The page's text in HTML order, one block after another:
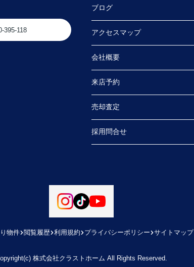
395-118
ブログ
アクセスマップ
会社概要
来店予約
売却査定
採用問合せ
物件 閲覧履歴 利用規約 プライバシーポリシー サイトマップ
株式会社クラストホーム All Rights Reserved.